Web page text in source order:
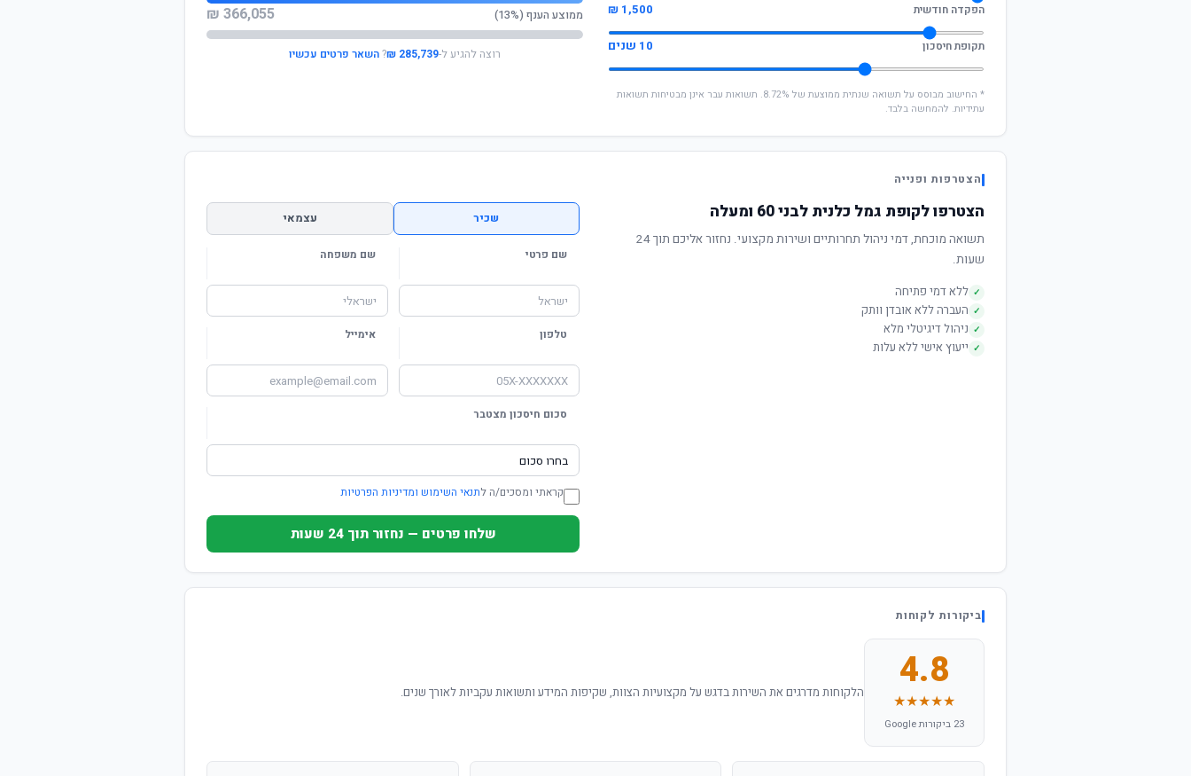
הפקדה חודשית 1,500 ₪
תקופת חיסכון 10 שנים
* החישוב מבוסס על תשואה שנתית ממוצעת של 8.72%. תשואות עבר אינן מבטיחות תשואות
עתידיות. להמחשה בלבד.
ממוצע הענף (13%) 366,055 ₪
רוצה להגיע ל-285,739 ₪
?השאר פרטים עכשיו
הצטרפות ופנייה
הצטרפו לקופת גמל כלנית לבני 60 ומעלה
תשואה מוכחת, דמי ניהול תחרותיים ושירות מקצועי. נחזור אליכם תוך 24
שעות.
✓ ללא דמי פתיחה
✓ העברה ללא אובדן וותק
✓ ניהול דיגיטלי מלא
✓ ייעוץ אישי ללא עלות
שכיר עצמאי
שם פרטי שם משפחה
טלפון אימייל
סכום חיסכון מצטבר
קראתי ומסכים/ה לתנאי השימוש ומדיניות הפרטיות
שלחו פרטים — נחזור תוך 24 שעות
ביקורות לקוחות
4.8
★★★★★
23 ביקורות Google
הלקוחות מדרגים את השירות בדגש על מקצועיות הצוות, שקיפות המידע ותשואות עקביות לאורך שנים.